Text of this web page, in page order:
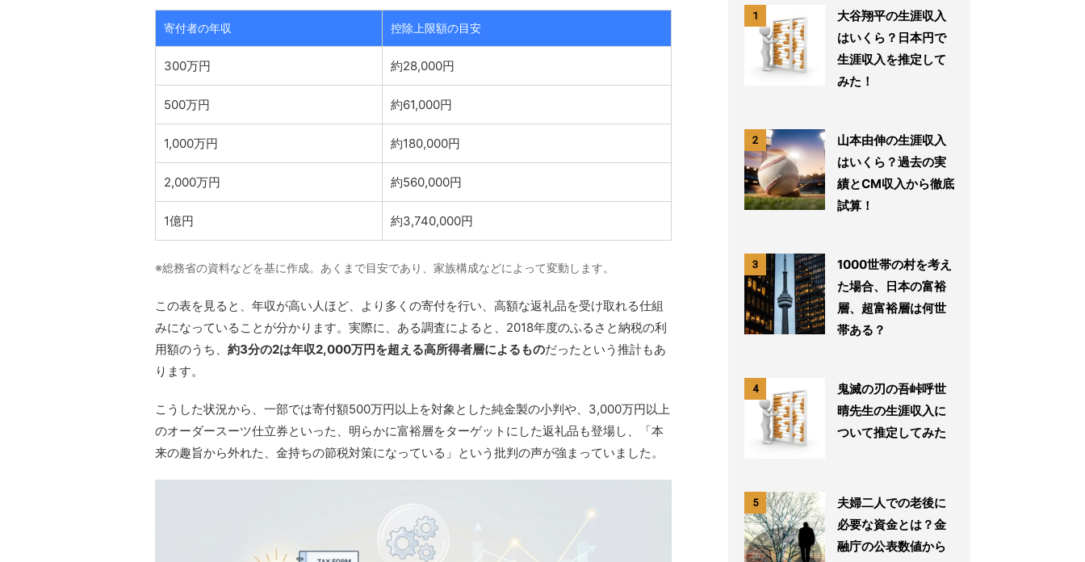
寄付者の年収 控除上限額の目安
300万円 約28,000円
500万円 約61,000円
1,000万円 約180,000円
2,000万円 約560,000円
1億円 約3,740,000円
※総務省の資料などを基に作成。あくまで目安であり、家族構成などによって変動します。
この表を見ると、年収が高い人ほど、より多くの寄付を行い、高額な返礼品を受け取れる仕組
みになっていることが分かります。実際に、ある調査によると、2018年度のふるさと納税の利
用額のうち、 約3分の2は年収2,000万円を超える高所得者層によるものだったという推計もあ
ります。
こうした状況から、一部では寄付額500万円以上を対象とした純金製の小判や、3,000万円以上
のオーダースーツ仕立券といった、明らかに富裕層をターゲットにした返礼品も登場し、「本
来の趣旨から外れた、金持ちの節税対策になっている」という批判の声が強まっていました。
1
大谷翔平の生涯収入
はいくら？日本円で
生涯収入を推定して
みた！
2
山本由伸の生涯収入
はいくら？過去の実
績とCM収入から徹底
試算！
3
1000世帯の村を考え
た場合、日本の富裕
層、超富裕層は何世
帯ある？
4
鬼滅の刃の吾峠呼世
晴先生の生涯収入に
ついて推定してみた
5
夫婦二人での老後に
必要な資金とは？金
融庁の公表数値から